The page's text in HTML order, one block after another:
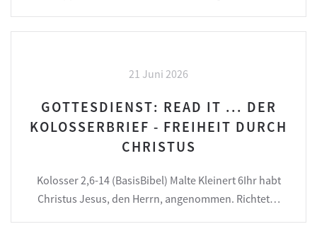
21 Juni 2026
GOTTESDIENST: READ IT ... DER
KOLOSSERBRIEF - FREIHEIT DURCH
CHRISTUS
Kolosser 2,6-14 (BasisBibel) Malte Kleinert 6Ihr habt
Christus Jesus, den Herrn, angenommen. Richtet…